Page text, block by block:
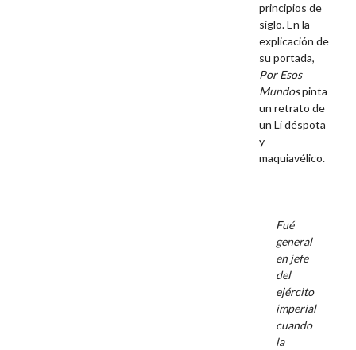
principios de
siglo. En la
explicación de
su portada,
Por Esos
Mundospinta
un retrato de
un Li déspota
y
maquiavélico.
Fué
general
en jefe
del
ejército
imperial
cuando
la